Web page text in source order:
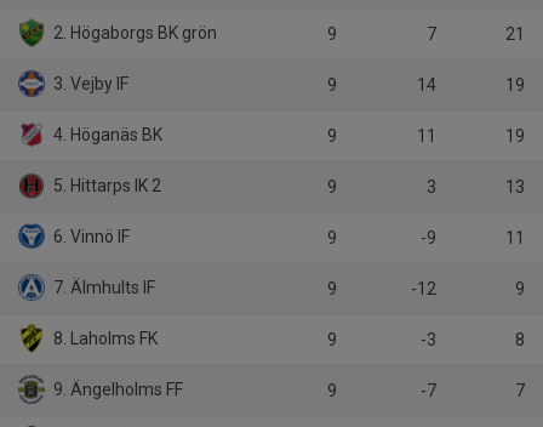
2. Högaborgs BK grön 9 7 21
3. Vejby IF 9 14 19
4. Höganäs BK 9 11 19
5. Hittarps IK 2 9 3 13
6. Vinnö IF 9 -9 11
7. Älmhults IF 9 -12 9
8. Laholms FK 9 -3 8
9. Ängelholms FF 9 -7 7